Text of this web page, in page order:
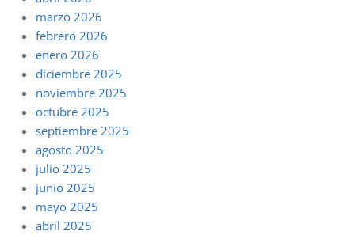
marzo 2026
febrero 2026
enero 2026
diciembre 2025
noviembre 2025
octubre 2025
septiembre 2025
agosto 2025
julio 2025
junio 2025
mayo 2025
abril 2025